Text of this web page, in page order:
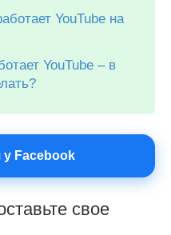
YouTube на
YouTube – в
у Facebook
свое